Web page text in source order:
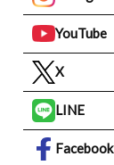
YouTube
X
LINE
Facebook